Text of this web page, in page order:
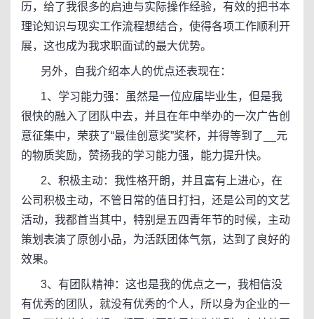
历，给了我很多的启迪与实际操作经验，有效的把书本
理论知识与现实工作流程想结合，使得各项工作顺利开
展，这也成为我求职面试的最大优势。
另外，自我介绍本人的优点还表现在：
1、学习能力强：虽然是一位应届毕业生，但是我
很快的融入了团队中去，并且在年中举办的一次广告创
意征集中，荣获了“最佳创意奖”奖杯，并得等到了__元
的物质奖励，赞扬我的学习能力强，能力提升快。
2、积极主动：我性格开朗，并且富有上进心，在
公司积极主动，不管日常的值日打扫，还是公司的文艺
活动，我都首当其中，特别是五四青年节的时候，主动
策划表演了原创小品，为活跃团体气氛，达到了良好的
效果。
3、有团队精神：这也是我的优点之一，我相信没
有优秀的团队，就没有优秀的个人，所以身为企业的一